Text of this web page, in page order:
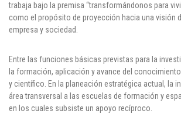
trabaja bajo la premisa “transformándonos para
como el propósito de proyección hacia una visión
empresa y sociedad.
Entre las funciones básicas previstas para la
la formación, aplicación y avance del
y científico. En la planeación estratégica actual, la
área transversal a las escuelas de formación y
en los cuales subsiste un apoyo recíproco.
Comunícate con
(+57) (4) 4 600 700
Medellín - Colombia -
Inscripciones